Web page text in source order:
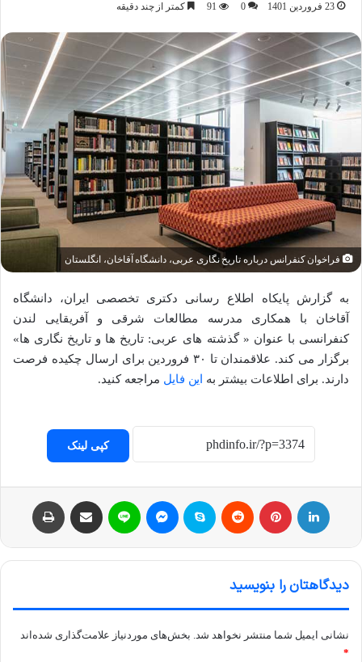
23 فروردین 1401 0
91 کمتر از چند دقیقه
فراخوان کنفرانس درباره تاریخ نگاری عربی، دانشگاه آقاخان، انگلستان
به گزارش پایکاه اطلاع رسانی دکتری تخصصی ایران، دانشگاه
آقاخان با همکاری مدرسه مطالعات شرقی و آفریقایی لندن
کنفرانسی با عنوان « گذشته های عربی: تاریخ ها و تاریخ نگاری ها»
برگزار می کند. علاقمندان تا ۳۰ فروردین برای ارسال چکیده فرصت
دارند. برای اطلاعات بیشتر به
این فایل مراجعه کنید.
کپی لینک
دیدگاهتان را بنویسید
نشانی ایمیل شما منتشر نخواهد شد. بخش‌های موردنیاز علامت‌گذاری شده‌اند
*